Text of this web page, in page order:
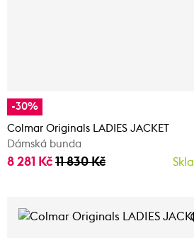
-30%
Colmar Originals LADIES JACKET
Dámská bunda
8 281 Kč 11 830 Kč